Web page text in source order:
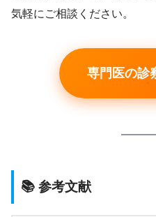
気軽にご相談ください。
専門医の診
📚 参考文献